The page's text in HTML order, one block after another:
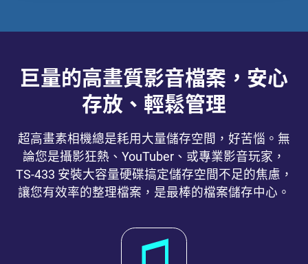
巨量的高畫質影音檔案，安心
存放、輕鬆管理
超高畫素相機總是耗用大量儲存空間，好苦惱。無
論您是攝影狂熱、YouTuber、或專業影音玩家，
TS-433 安裝大容量硬碟搞定儲存空間不足的焦慮，
讓您有效率的整理檔案，是最棒的檔案儲存中心。